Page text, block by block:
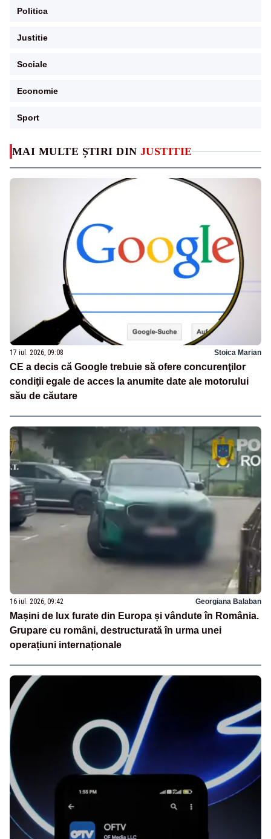
MAI MULTE ȘTIRI DIN JUSTITIE
17 iul. 2026, 09:08 Stoica Marian
CE a decis că Google trebuie să ofere concurenţilor
condiţii egale de acces la anumite date ale motorului
său de căutare
16 iul. 2026, 09:42 Georgiana Balaban
Mașini de lux furate din Europa și vândute în România.
Grupare cu români, destructurată în urma unei
operațiuni internaționale
Politica
Justitie
Sociale
Economie
Sport